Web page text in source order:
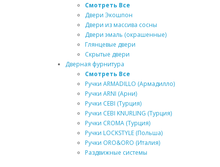
Смотреть Все
Двери Экошпон
Двери из массива сосны
Двери эмаль (окрашенные)
Глянцевые двери
Скрытые двери
Дверная фурнитура
Смотреть Все
Ручки ARMADILLO (Армадилло)
Ручки ARNI (Арни)
Ручки CEBI (Турция)
Ручки CEBI KNURLING (Турция)
Ручки CROMA (Турция)
Ручки LOCKSTYLE (Польша)
Ручки ORO&ORO (Италия)
Раздвижные системы